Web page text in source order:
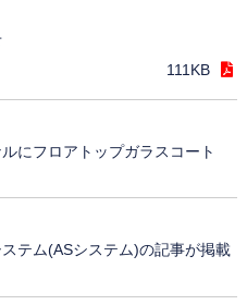
111KB
にフロアトップガラスコート
テム(ASシステム)の記事が掲載